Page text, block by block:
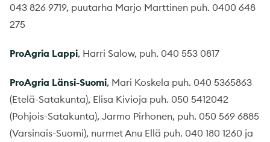
043 826 9719, puutarha Marjo Marttinen puh. 0400 648
275
ProAgria Lappi, Harri Salow, puh. 040 553 0817
ProAgria Länsi-Suomi, Mari Koskela puh. 040 5365863
(Etelä-Satakunta), Elisa Kivioja puh. 050 5412042
(Pohjois-Satakunta), Jarmo Pirhonen, puh. 050 569 6885
(Varsinais-Suomi), nurmet Anu Ellä puh. 040 180 1260 ja